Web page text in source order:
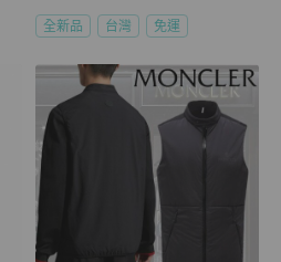
全新品 台灣 免運